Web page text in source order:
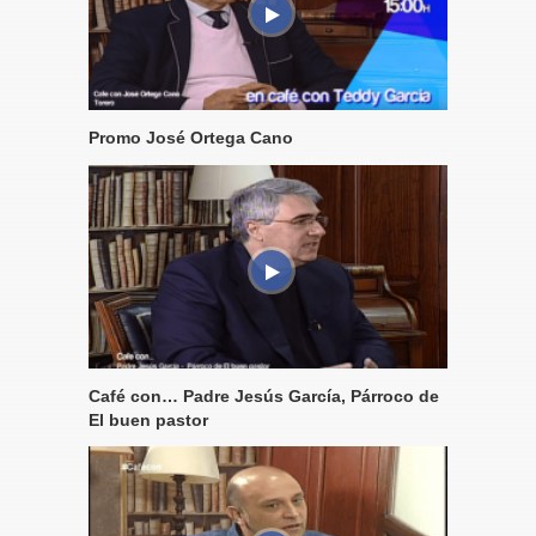
Promo José Ortega Cano
Café con… Padre Jesús García, Párroco de
El buen pastor